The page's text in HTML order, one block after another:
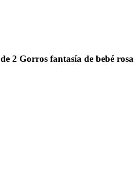
2 Gorros fantasía de bebé rosa